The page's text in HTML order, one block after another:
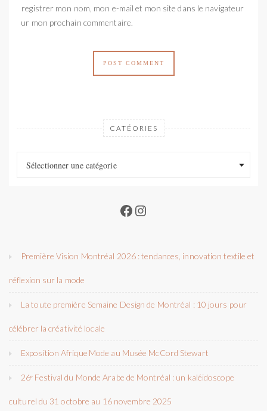
Enregistrer mon nom, mon e-mail et mon site dans le navigateur
pour mon prochain commentaire.
CATÉORIES
Sélectionner une catégorie
Facebook
Instagram
Première Vision Montréal 2026 : tendances, innovation textile et
réflexion sur la mode
La toute première Semaine Design de Montréal : 10 jours pour
célébrer la créativité locale
Exposition Afrique Mode au Musée McCord Stewart
26ᵉ Festival du Monde Arabe de Montréal : un kaléidoscope
culturel du 31 octobre au 16 novembre 2025